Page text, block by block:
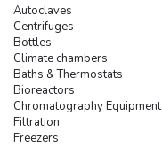
Autoclaves
Centrifuges
Bottles
Climate chambers
Baths & Thermostats
Bioreactors
Chromatography Equipment
Filtration
Freezers